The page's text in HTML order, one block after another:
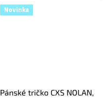
Novinka
Pánské tričko CXS NOLAN,